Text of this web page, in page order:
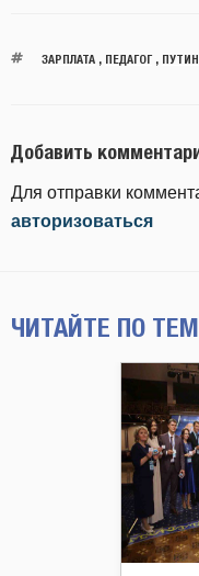
ЗАРПЛАТА, ПЕДАГОГ, ПУТИН
Добавить
Для отправки
авторизоваться
ЧИТАЙТЕ ПО